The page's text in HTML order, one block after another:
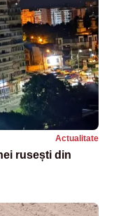
Actualitate
rusești din